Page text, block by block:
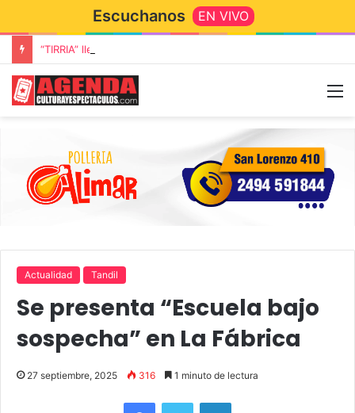
Escuchanos EN VIVO
Actualidad Tandil
Se presenta “Escuela bajo
sospecha” en La Fábrica
27 septiembre, 2025 316 1 minuto de lectura